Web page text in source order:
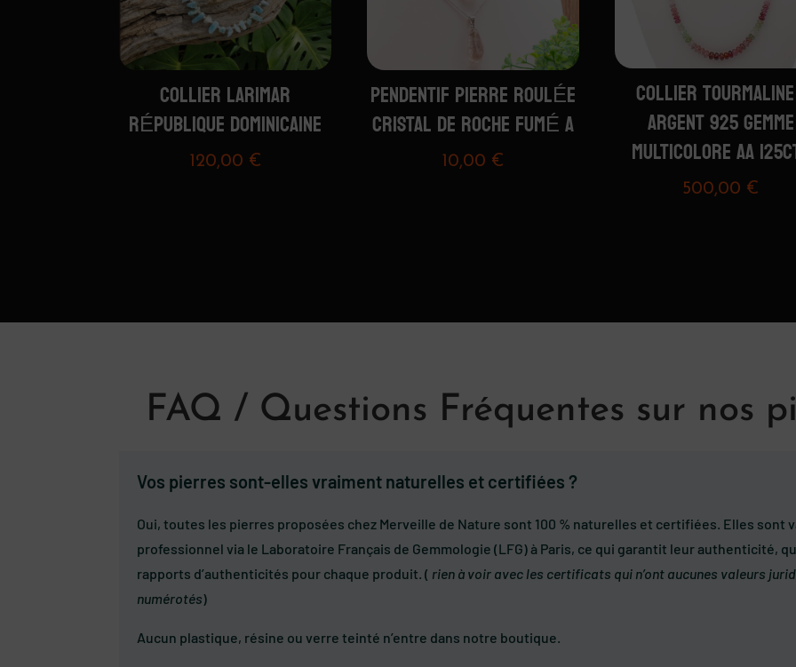
COLLIER LARIMAR
RÉPUBLIQUE DOMINICAINE
120,00 €
PENDENTIF PIERRE ROULÉE
CRISTAL DE ROCHE FUMÉ A
10,00 €
COLLIER
ARGENT 925 GEMME
MULTICOLORE AA
500,00 €
FAQ / Questions Fréquentes sur nos
Vos pierres sont-elles vraiment naturelles et certifiées ?
Oui, toutes les pierres proposées chez Merveille de Nature sont 100 % naturelles et certifiées. Elles sont
professionnel via le Laboratoire Français de Gemmologie (LFG) à Paris, ce qui garantit leur authenticité,
rapports d’authenticités pour chaque produit. ( rien à voir avec les certificats qui n’ont aucunes valeurs
numérotés)
Aucun plastique, résine ou verre teinté n’entre dans notre boutique.